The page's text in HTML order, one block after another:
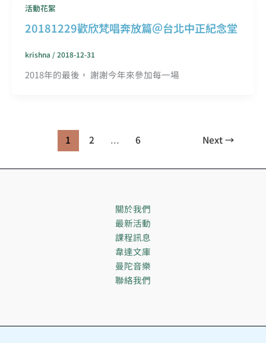
活動花絮
20181229歡欣梵唱奔放篇＠台北中正紀念堂
krishna /2018-12-31
2018年的最後， 謝謝今年來參加每一場
1 2 ... 6 Next→
關於我們
最新活動
課程訊息
韋達文庫
曼陀音樂
聯絡我們